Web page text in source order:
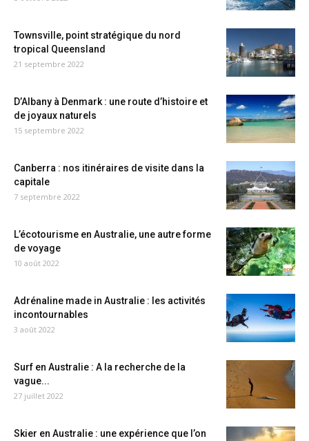
Townsville, point stratégique du nord
tropical Queensland
21 septembre 2022
D’Albany à Denmark : une route d’histoire et
de joyaux naturels
15 septembre 2022
Canberra : nos itinéraires de visite dans la
capitale
7 septembre 2022
L’écotourisme en Australie, une autre forme
de voyage
10 août 2022
Adrénaline made in Australie : les activités
incontournables
3 août 2022
Surf en Australie : A la recherche de la
vague...
27 juillet 2022
Skier en Australie : une expérience que l’on